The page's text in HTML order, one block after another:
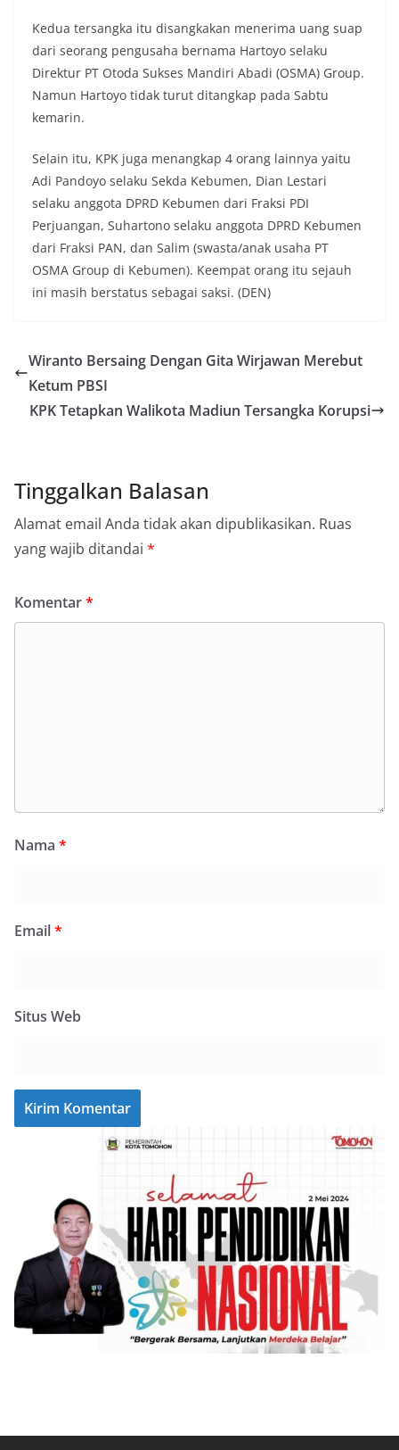
Kedua tersangka itu disangkakan menerima uang suap
dari seorang pengusaha bernama Hartoyo selaku
Direktur PT Otoda Sukses Mandiri Abadi (OSMA) Group.
Namun Hartoyo tidak turut ditangkap pada Sabtu
kemarin.
Selain itu, KPK juga menangkap 4 orang lainnya yaitu
Adi Pandoyo selaku Sekda Kebumen, Dian Lestari
selaku anggota DPRD Kebumen dari Fraksi PDI
Perjuangan, Suhartono selaku anggota DPRD Kebumen
dari Fraksi PAN, dan Salim (swasta/anak usaha PT
OSMA Group di Kebumen). Keempat orang itu sejauh
ini masih berstatus sebagai saksi. (DEN)
Wiranto Bersaing Dengan Gita Wirjawan Merebut
Ketum PBSI
KPK Tetapkan Walikota Madiun Tersangka Korupsi
Tinggalkan Balasan
Alamat email Anda tidak akan dipublikasikan. Ruas
yang wajib ditandai *
Komentar*
Nama *
Email*
Situs Web